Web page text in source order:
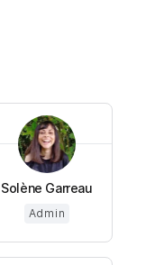
Solène Garreau
Admin